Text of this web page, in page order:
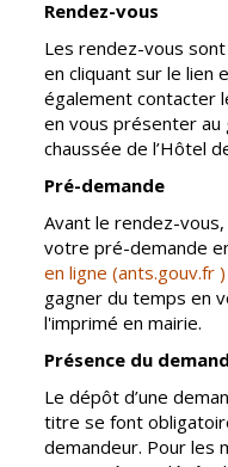
Fil de l'info
Santé et
solidarité
CCAS
Accueil de
Rendez-vous
Les rendez-vous
en cliquant sur le lien
également contacter
en vous présenter au
chaussée de l’Hôtel
Pré-demande
Avant le rendez-
votre pré-demande
en ligne (ants.gouv.fr )
gagner du temps en
l'imprimé en mairie.
Présence du
Le dépôt d’une
titre se font
demandeur. Pour les